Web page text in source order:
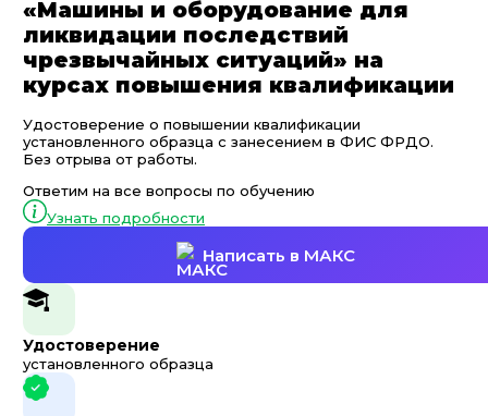
«Машины и оборудование для
ликвидации последствий
чрезвычайных ситуаций» на
курсах повышения квалификации
Удостоверение о повышении квалификации
установленного образца с занесением в ФИС ФРДО.
Без отрыва от работы.
Ответим на все вопросы по обучению
Узнать подробности
Написать в МАКС
Удостоверение
установленного образца